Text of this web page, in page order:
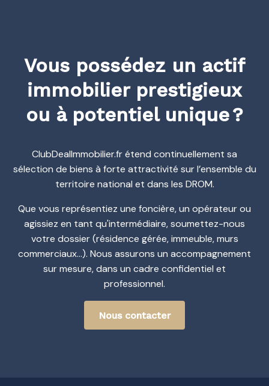
Vous possédez un actif
immobilier prestigieux
ou à potentiel unique ?
ClubDealImmobilier.fr étend continuellement sa
sélection de biens à forte attractivité sur l’ensemble du
territoire national et dans les DROM.
Que vous représentiez une foncière, un opérateur ou
agissiez en tant qu'intermédiaire, soumettez-nous
votre dossier (résidence gérée, immeuble, murs
commerciaux…). Nous assurons un accompagnement
sur mesure, dans un cadre confidentiel et
professionnel.
Nous contacter